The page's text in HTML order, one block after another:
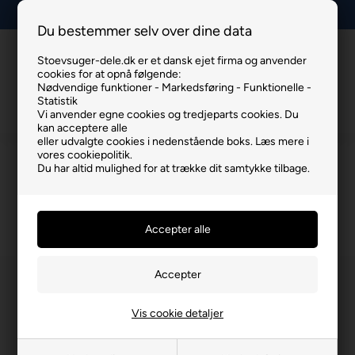
Du bestemmer selv over dine data
Stoevsuger-dele.dk er et dansk ejet firma og anvender
cookies for at opnå følgende:
Nødvendige funktioner - Markedsføring - Funktionelle -
Statistik
Vi anvender egne cookies og tredjeparts cookies. Du
kan acceptere alle
eller udvalgte cookies i nedenstående boks. Læs mere i
vores cookiepolitik.
Du har altid mulighed for at trække dit samtykke tilbage.
Vis cookie detaljer
InfoKurv
Bosch
Støvsugerslanger